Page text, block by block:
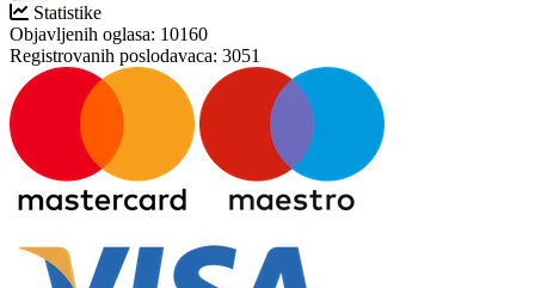
Statistike
Objavljenih oglasa: 10160
Registrovanih poslodavaca: 3051